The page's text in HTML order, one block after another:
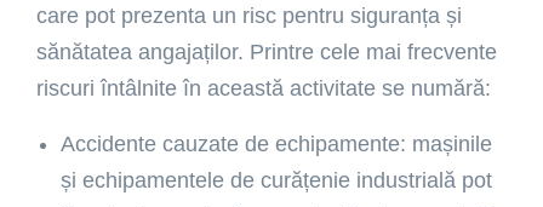
care pot prezenta un risc pentru siguranța și
sănătatea angajaților. Printre cele mai frecvente
riscuri întâlnite în această activitate se numără:
Accidente cauzate de echipamente: mașinile
și echipamentele de curățenie industrială pot